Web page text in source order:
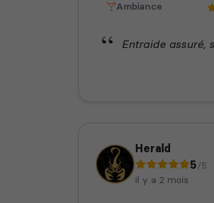
Ambiance
Entraide assuré,
Herald
5/5
il y a 2 mois